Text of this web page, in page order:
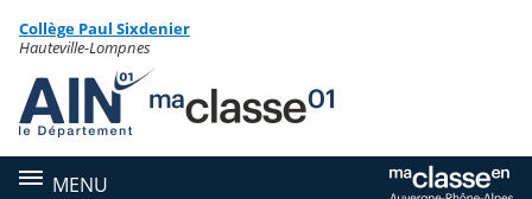
Menu de la rubrique
Contenu
Collège Paul Sixdenier
Hauteville-Lompnes
MENU